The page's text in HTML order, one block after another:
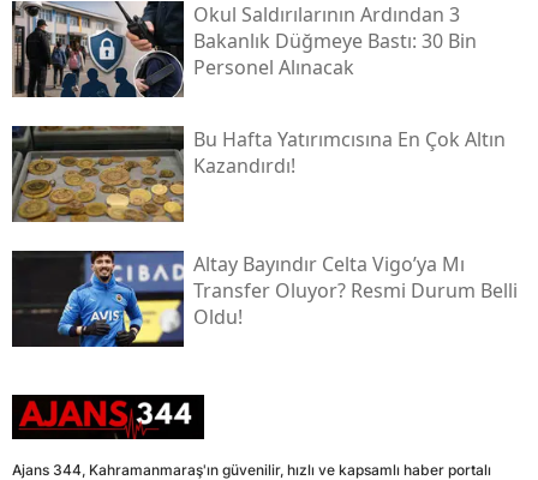
Okul Saldırılarının Ardından 3
Bakanlık Düğmeye Bastı: 30 Bin
Personel Alınacak
Bu Hafta Yatırımcısına En Çok Altın
Kazandırdı!
Altay Bayındır Celta Vigo’ya Mı
Transfer Oluyor? Resmi Durum Belli
Oldu!
Ajans 344, Kahramanmaraş'ın güvenilir, hızlı ve kapsamlı haber portalı